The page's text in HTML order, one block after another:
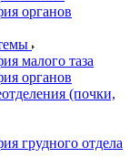
органов
малого таза
органов
(почки,
грудного отдела